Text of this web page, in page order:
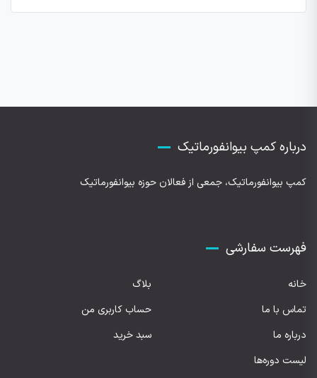
درباره کمپ بیوانفورماتیک
کمپ بیوانفورماتیک، جمعی از فعالان حوزه بیوانفورماتیک
فهرست سفارشی
خانه
بلاگ
تماس با ما
حساب کاربری من
درباره ما
سبد خرید
لیست دوره‌ها